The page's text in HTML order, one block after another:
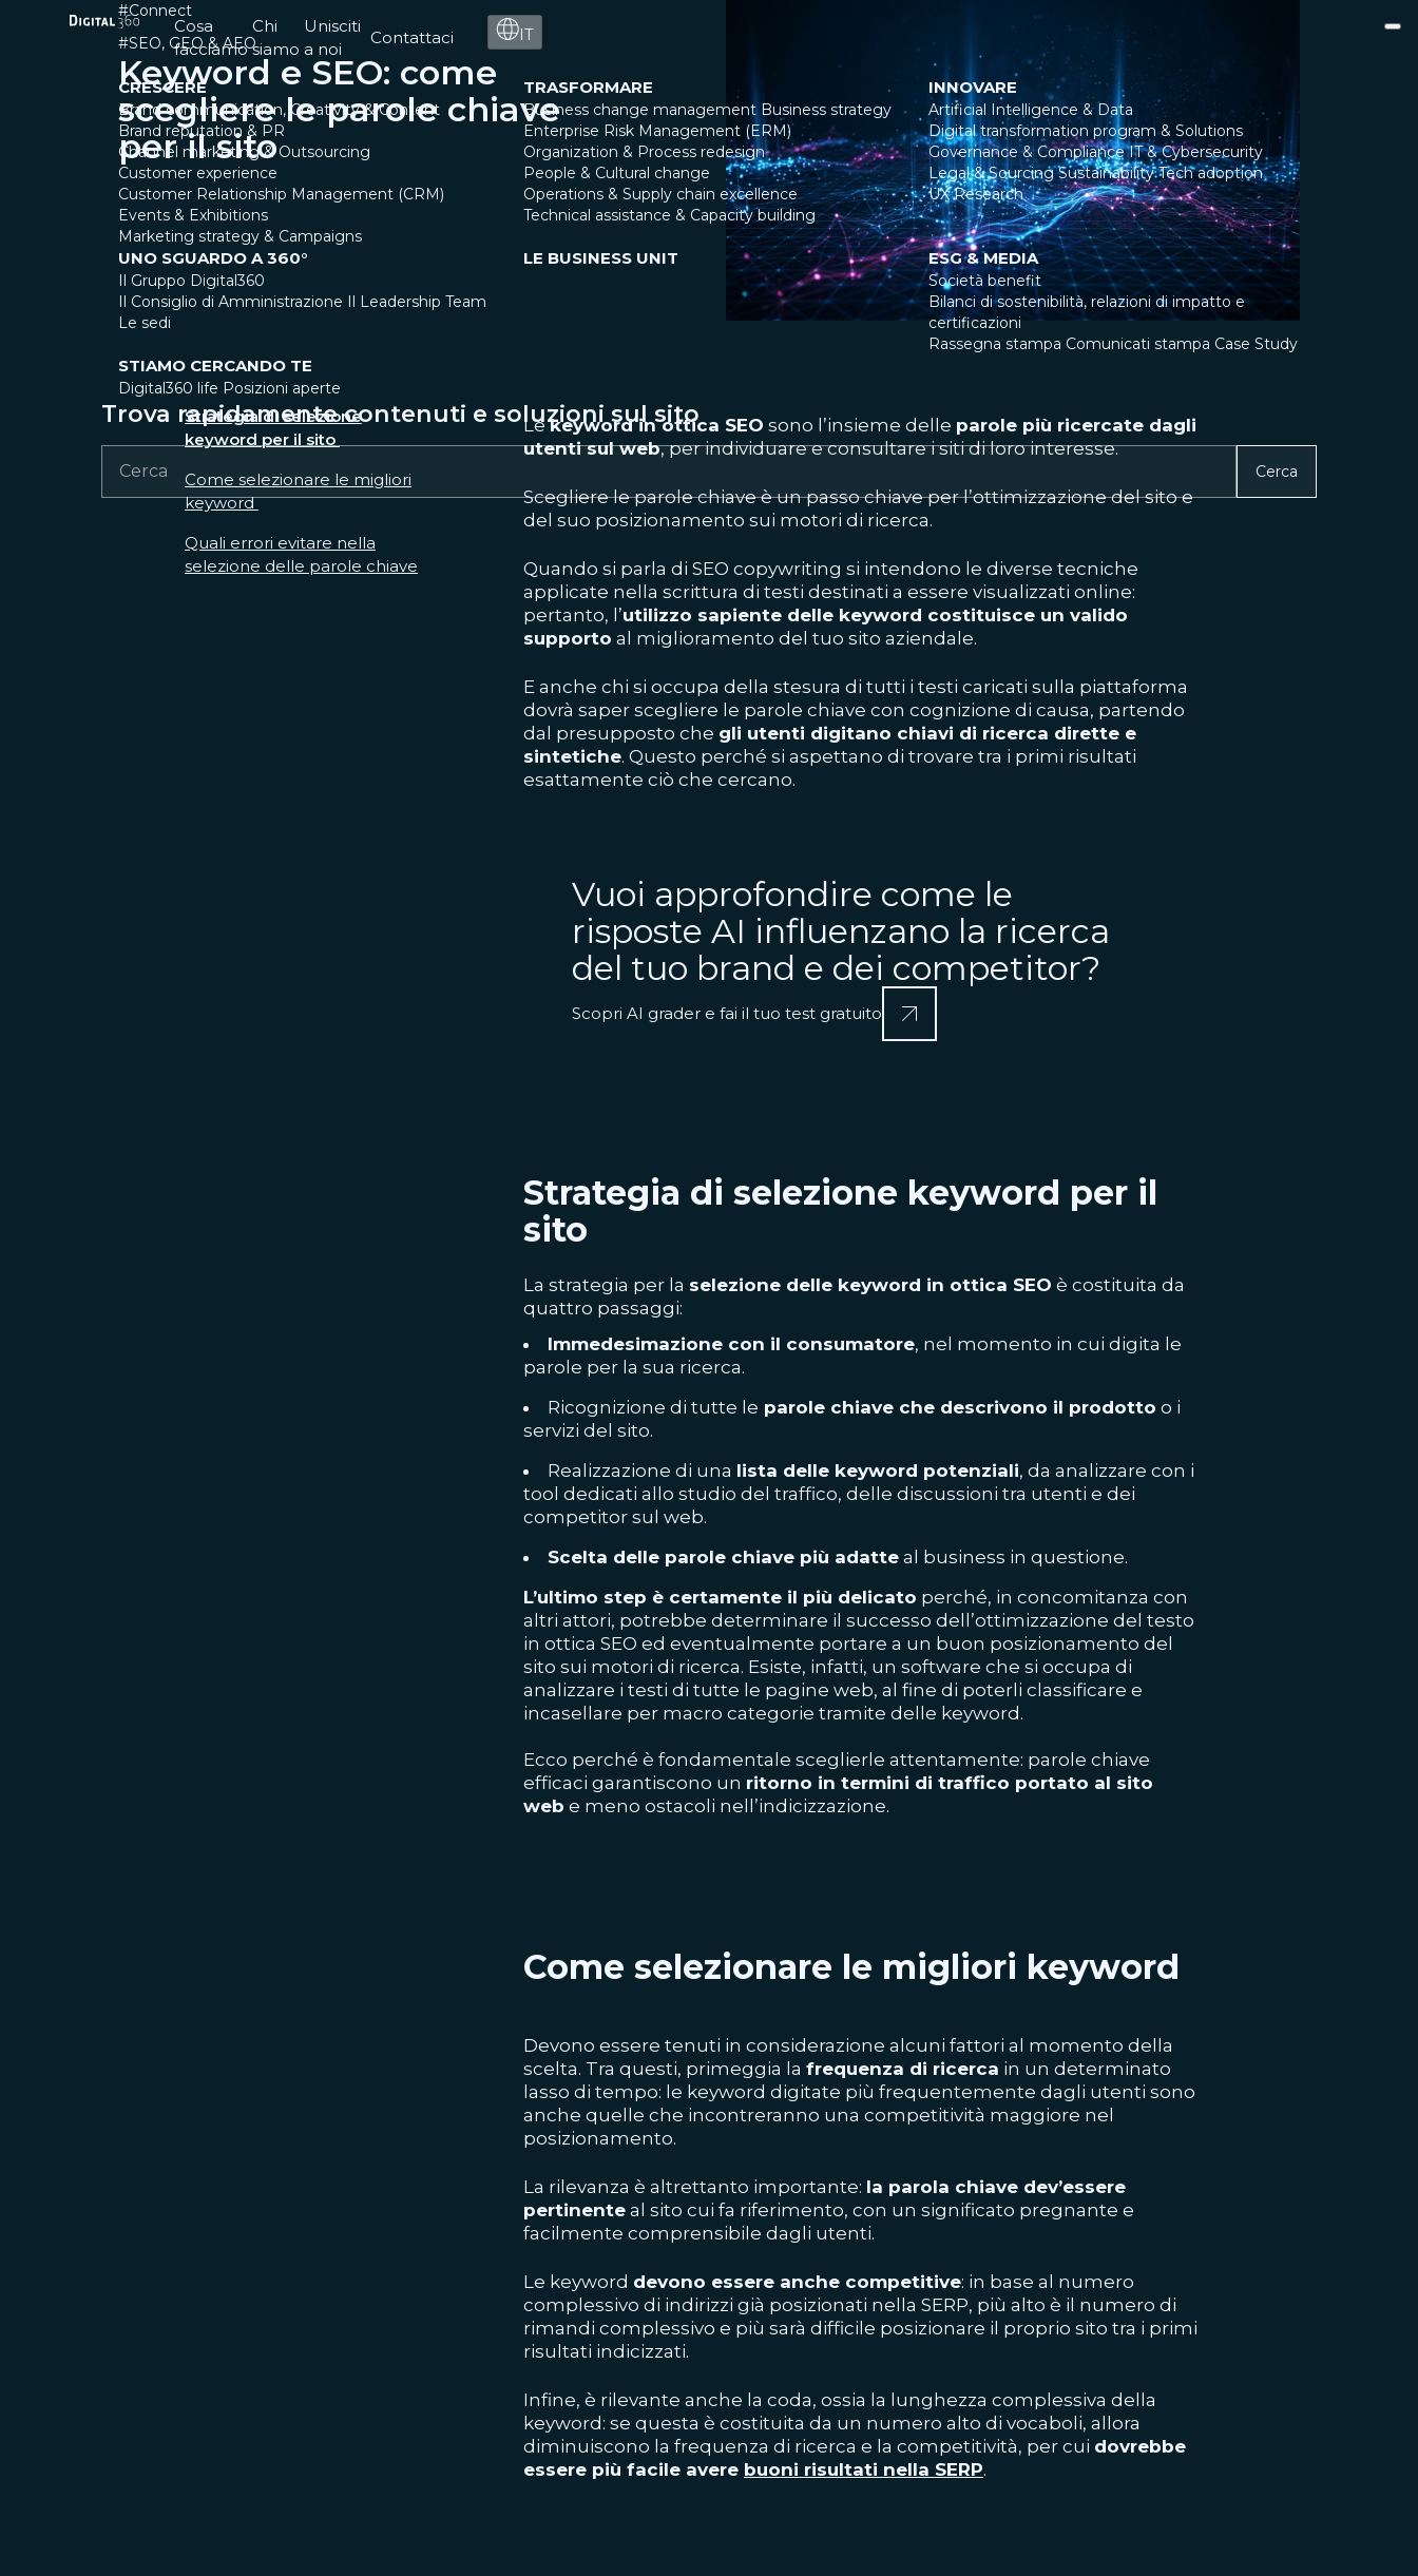
Cosa
facciamo
Chi
siamo
Unisciti
a noi
Contattaci IT
CRESCERE
Brand communication, Creativity & Content
Brand reputation & PR
Channel marketing & Outsourcing
Customer experience
Customer Relationship Management (CRM)
Events & Exhibitions
Marketing strategy & Campaigns
TRASFORMARE
Business change management Business strategy
Enterprise Risk Management (ERM)
Organization & Process redesign
People & Cultural change
Operations & Supply chain excellence
Technical assistance & Capacity building
INNOVARE
Artificial Intelligence & Data
Digital transformation program & Solutions
Governance & Compliance IT & Cybersecurity
Legal & Sourcing Sustainability Tech adoption
UX Research
UNO SGUARDO A 360°
Il Gruppo Digital360
Il Consiglio di Amministrazione Il Leadership Team
Le sedi
LE BUSINESS UNIT ESG & MEDIA
Società benefit
Bilanci di sostenibilità, relazioni di impatto e
certificazioni
Rassegna stampa Comunicati stampa Case Study
STIAMO CERCANDO TE
Digital360 life Posizioni aperte
Trova rapidamente contenuti e soluzioni sul sito
Cerca
#Connect
#SEO, GEO & AEO
Keyword e SEO: come
scegliere le parole chiave
per il sito
Strategia di selezione
keyword per il sito
Come selezionare le migliori
keyword
Quali errori evitare nella
selezione delle parole chiave
Lekeyword in ottica SEO sono l’insieme delle parole più ricercate dagli
utenti sul web, per individuare e consultare i siti di loro interesse.
Scegliere le parole chiaveè un passo chiave per l’ottimizzazione del sito e
del suo posizionamento sui motori di ricerca.
Quando si parla di SEO copywriting si intendono le diverse tecniche
applicate nella scrittura di testi destinati a essere visualizzati online:
pertanto, l’utilizzo sapiente delle keyword costituisce un valido
supporto al miglioramento del tuo sito aziendale.
E anche chi si occupa della stesura di tutti i testi caricati sulla piattaforma
dovrà saper scegliere le parole chiave con cognizione di causa, partendo
dal presupposto che gli utenti digitano chiavi di ricerca dirette e
sintetiche. Questo perché si aspettano di trovare tra i primi risultati
esattamente ciò che cercano.
Vuoi approfondire come le
risposte AI influenzano la ricerca
del tuo brand e dei competitor?
Scopri AI grader e fai il tuo test gratuito
Strategia di selezione keyword per il
sito
La strategia per la selezione delle keyword in ottica SEO è costituita da
quattro passaggi:
Immedesimazione con il consumatore, nel momento in cui digita le
parole per la sua ricerca.
Ricognizione di tutte le parole chiave che descrivono il prodotto o i
servizi del sito.
Realizzazione di una lista delle keyword potenziali, da analizzare con i
tool dedicati allo studio del traffico, delle discussioni tra utenti e dei
competitor sul web.
Scelta delle parole chiave più adatte al business in questione.
L’ultimo step è certamente il più delicato perché, in concomitanza con
altri attori, potrebbe determinare il successo dell’ottimizzazione del testo
in ottica SEO ed eventualmente portare a un buon posizionamento del
sito sui motori di ricerca. Esiste, infatti, un software che si occupa di
analizzare i testi di tutte le pagine web, al fine di poterli classificare e
incasellare per macro categorie tramite delle keyword.
Ecco perché è fondamentale sceglierle attentamente: parole chiave
efficaci garantiscono un ritorno in termini di traffico portato al sito
web e meno ostacoli nell’indicizzazione.
Come selezionare le migliori keyword
Devono essere tenuti in considerazione alcuni fattori al momento della
scelta. Tra questi, primeggia la frequenza di ricerca in un determinato
lasso di tempo: le keyword digitate più frequentemente dagli utenti sono
anche quelle che incontreranno una competitività maggiore nel
posizionamento.
La rilevanza è altrettanto importante: la parola chiave dev’essere
pertinente al sito cui fa riferimento, con un significato pregnante e
facilmente comprensibile dagli utenti.
Le keyword devono essere anche competitive: in base al numero
complessivo di indirizzi già posizionati nella SERP, più alto è il numero di
rimandi complessivo e più sarà difficile posizionare il proprio sito tra i primi
risultati indicizzati.
Infine, è rilevante anche la coda, ossia la lunghezza complessiva della
keyword: se questa è costituita da un numero alto di vocaboli, allora
diminuiscono la frequenza di ricerca e la competitività, per cui dovrebbe
essere più facile avere buoni risultati nella SERP.